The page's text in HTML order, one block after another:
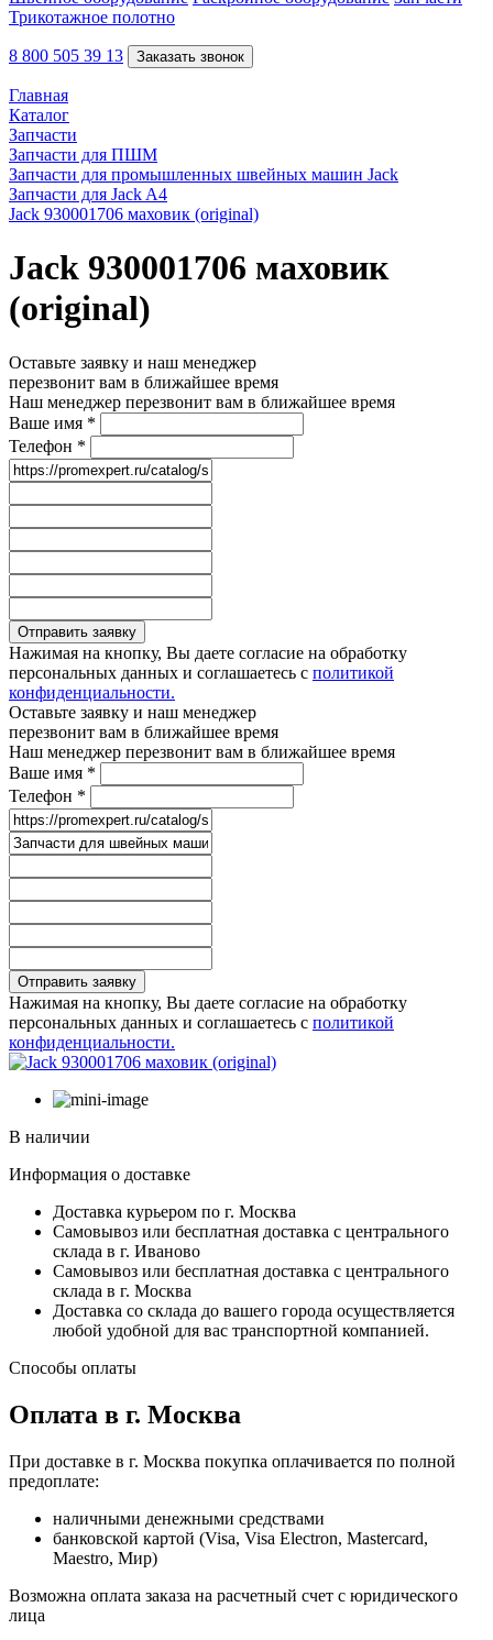
Трикотажное полотно
8 800 505 39 13 Заказать звонок
Главная
Каталог
Запчасти
Запчасти для ПШМ
Запчасти для промышленных швейных машин Jack
Запчасти для Jack A4
Jack 930001706 маховик (original)
Jack 930001706 маховик
(original)
Оставьте заявку и наш менеджер
перезвонит вам в ближайшее время
Наш менеджер перезвонит вам в ближайшее время
Ваше имя *
Телефон *
Отправить заявку
Нажимая на кнопку, Вы даете согласие на обработку
персональных данных и соглашаетесь с политикой
конфиденциальности.
Оставьте заявку и наш менеджер
перезвонит вам в ближайшее время
Наш менеджер перезвонит вам в ближайшее время
Ваше имя *
Телефон *
Отправить заявку
Нажимая на кнопку, Вы даете согласие на обработку
персональных данных и соглашаетесь с политикой
конфиденциальности.
В наличии
Информация о доставке
Доставка курьером по г. Москва
Самовывоз или бесплатная доставка с центрального
склада в г. Иваново
Самовывоз или бесплатная доставка с центрального
склада в г. Москва
Доставка со склада до вашего города осуществляется
любой удобной для вас транспортной компанией.
Способы оплаты
Оплата в г. Москва
При доставке в г. Москва покупка оплачивается по полной
предоплате:
наличными денежными средствами
банковской картой (Visa, Visa Electron, Mastercard,
Maestro, Мир)
Возможна оплата заказа на расчетный счет с юридического
лица